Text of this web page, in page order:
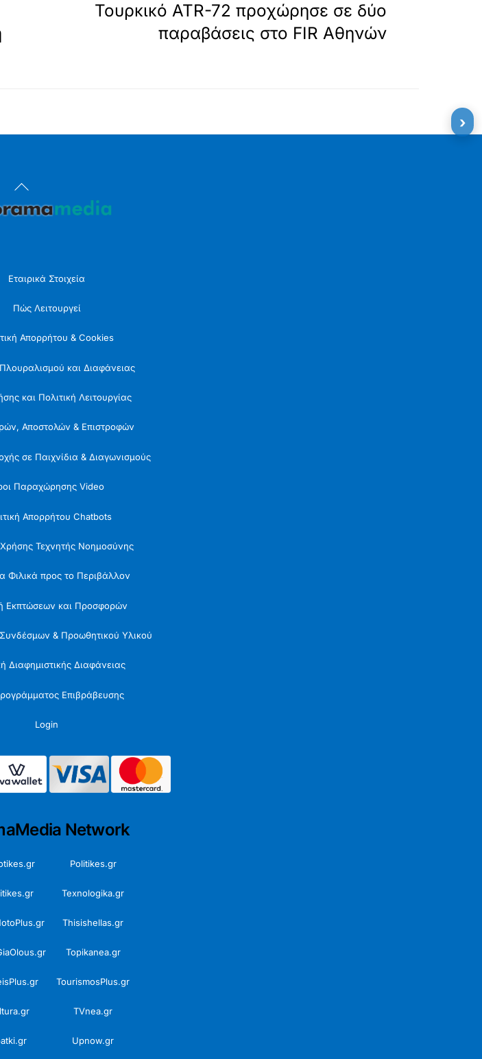
Τουρκικό ATR-72 προχώρησε σε δύο
παραβάσεις στο FIR Αθηνών
Back
To
Εταιρικά Στοιχεία
Πώς Λειτουργεί
Απορρήτου & Cookies
Πλουραλισμού και Διαφάνειας
και Πολιτική Λειτουργίας
Αποστολών & Επιστροφών
σε Παιχνίδια & Διαγωνισμούς
Παραχώρησης Video
Απορρήτου Chatbots
Χρήσης Τεχνητής Νοημοσύνης
Φιλικά προς το Περιβάλλον
Εκπτώσεων και Προσφορών
& Προωθητικού Υλικού
Διαφημιστικής Διαφάνειας
Επιβράβευσης
Login
Network
Politikes.gr
Texnologika.gr
Thisishellas.gr
Topikanea.gr
TourismosPlus.gr
TVnea.gr
Upnow.gr
›